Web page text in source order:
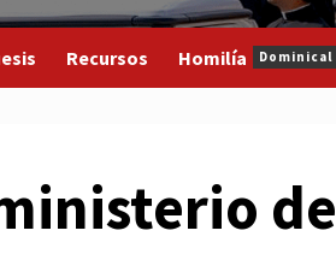
Recursos Homilía Dominical
de